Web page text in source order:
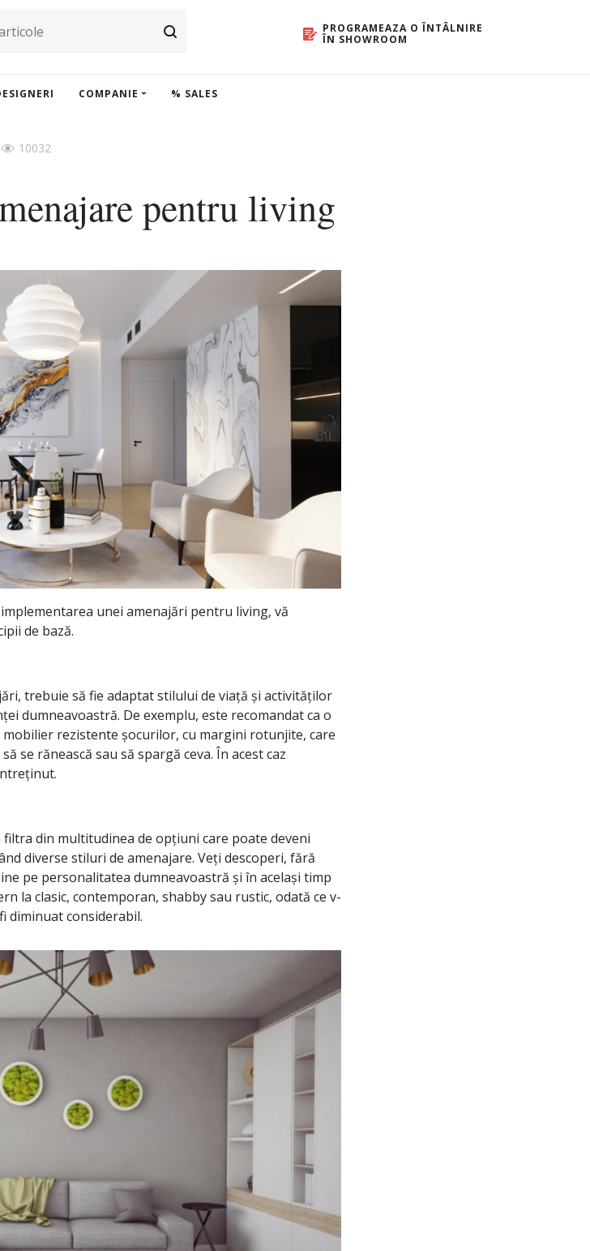
PROGRAMEAZA O ÎNTÂLNIRE
ÎN SHOWROOM
COMPANIE % SALES
10032
pentru living
unei amenajări pentru living, vă
de bază.
trebuie să fie adaptat stilului de viață și activităților
dumneavoastră. De exemplu, este recomandat ca o
rezistente șocurilor, cu margini rotunjite, care
se rănească sau să spargă ceva. În acest caz
din multitudinea de opțiuni care poate deveni
diverse stiluri de amenajare. Veți descoperi, fără
pe personalitatea dumneavoastră și în același timp
la clasic, contemporan, shabby sau rustic, odată ce v-
diminuat considerabil.